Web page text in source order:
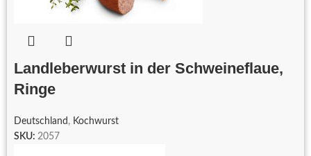
Landleberwurst in der Schweineflaue,
Ringe
Deutschland , Kochwurst
SKU: 2057